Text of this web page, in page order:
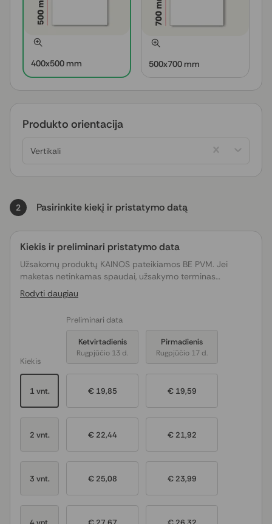
400x500 mm 500x700 mm
Produkto orientacija
Vertikali
2 Pasirinkite kiekį ir pristatymo datą
Kiekis ir preliminari pristatymo data
Užsakomų produktų KAINOS pateikiamos BE PVM. Jei
maketas netinkamas spaudai, užsakymo terminas
pratęsiamas tiek dienų, kiek truks maketo
derinimas/koregavimas.
Rodyti daugiau
Kiekis
1 vnt.
2 vnt.
3 vnt.
Preliminari data
Ketvirtadienis
Rugpjūčio 13 d.
Pirmadienis
Rugpjūčio 17 d.
€ 19,85 € 19,59
€ 22,44 € 21,92
€ 25,08 € 23,99